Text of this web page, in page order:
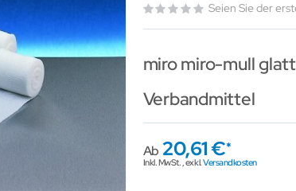
Seien Sie der
miro miro-mull
Verbandmittel
Ab 20,61 €
Inkl. MwSt.,exkl.Versandkosten